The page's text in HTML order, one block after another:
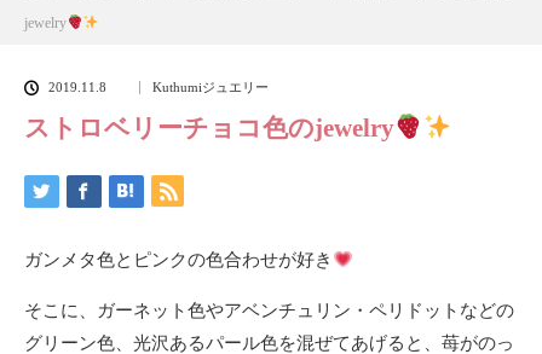
jewelry
2019.11.8 Kuthumiジュエリー
ストロベリーチョコ色のjewelry
ガンメタ色とピンクの色合わせが好き
そこに、ガーネット色やアベンチュリン・ペリドットなどの
グリーン色、光沢あるパール色を混ぜてあげると、苺がのっ